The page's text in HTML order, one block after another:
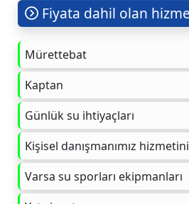
Fiyata dahil olan
Mürettebat
Kaptan
Günlük su ihtiyaçları
Kişisel danışmanımız
Varsa su sporları ekipmanları